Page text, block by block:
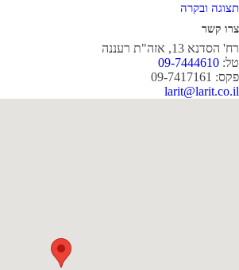
תצוגה ובקרה
צרו קשר
רח' הסדנא 13, אזה"ת רעננה
טל: 09-7444610
פקס: 09-7417161
larit@larit.co.il